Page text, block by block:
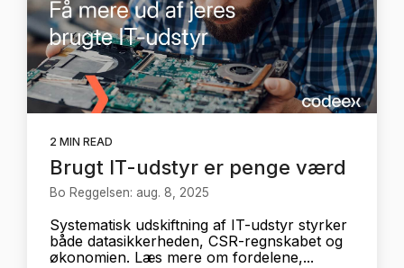
2 MIN READ
Brugt IT-udstyr er penge værd
Bo Reggelsen: aug. 8, 2025
Systematisk udskiftning af IT-udstyr styrker
både datasikkerheden, CSR-regnskabet og
økonomien. Læs mere om fordelene,...